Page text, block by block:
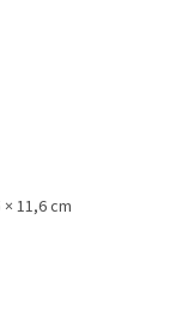
11,6 cm